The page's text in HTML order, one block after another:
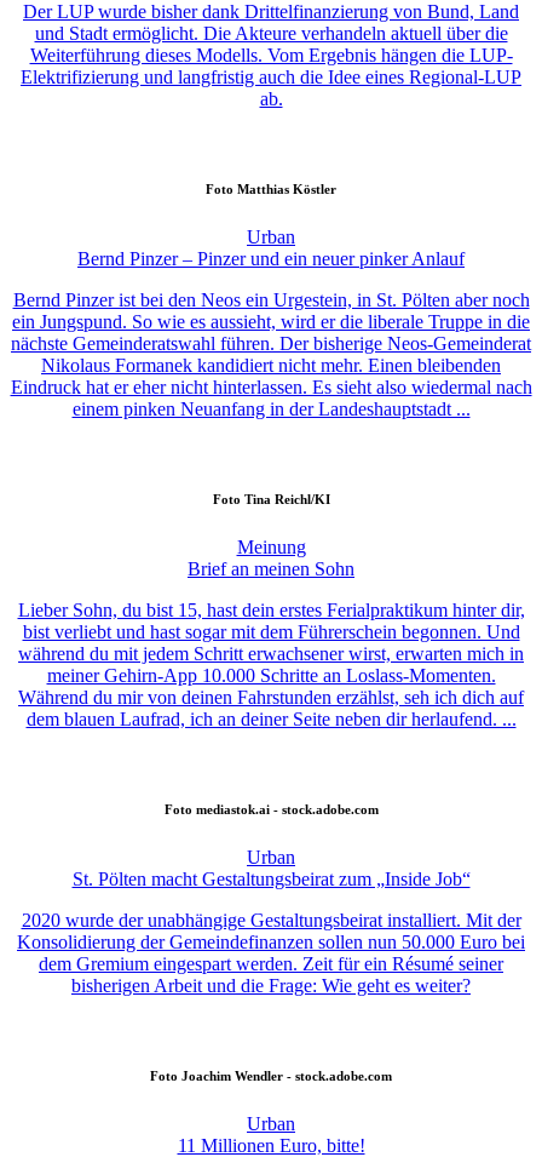
Der LUP wurde bisher dank Drittelfinanzierung von Bund, Land
und Stadt ermöglicht. Die Akteure verhandeln aktuell über die
Weiterführung dieses Modells. Vom Ergebnis hängen die LUP-
Elektrifizierung und langfristig auch die Idee eines Regional-LUP
ab.
Foto Matthias Köstler
Urban
Bernd Pinzer – Pinzer und ein neuer pinker Anlauf
Bernd Pinzer ist bei den Neos ein Urgestein, in St. Pölten aber noch
ein Jungspund. So wie es aussieht, wird er die liberale Truppe in die
nächste Gemeinderatswahl führen. Der bisherige Neos-Gemeinderat
Nikolaus Formanek kandidiert nicht mehr. Einen bleibenden
Eindruck hat er eher nicht hinterlassen. Es sieht also wiedermal nach
einem pinken Neuanfang in der Landeshauptstadt ...
Foto Tina Reichl/KI
Meinung
Brief an meinen Sohn
Lieber Sohn, du bist 15, hast dein erstes Ferialpraktikum hinter dir,
bist verliebt und hast sogar mit dem Führerschein begonnen. Und
während du mit jedem Schritt erwachsener wirst, erwarten mich in
meiner Gehirn-App 10.000 Schritte an Loslass-Momenten.
Während du mir von deinen Fahrstunden erzählst, seh ich dich auf
dem blauen Laufrad, ich an deiner Seite neben dir herlaufend. ...
Foto mediastok.ai - stock.adobe.com
Urban
St. Pölten macht Gestaltungsbeirat zum „Inside Job“
2020 wurde der unabhängige Gestaltungsbeirat installiert. Mit der
Konsolidierung der Gemeindefinanzen sollen nun 50.000 Euro bei
dem Gremium eingespart werden. Zeit für ein Résumé seiner
bisherigen Arbeit und die Frage: Wie geht es weiter?
Foto Joachim Wendler - stock.adobe.com
Urban
11 Millionen Euro, bitte!